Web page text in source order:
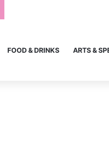
FOOD & DRINKS ARTS &